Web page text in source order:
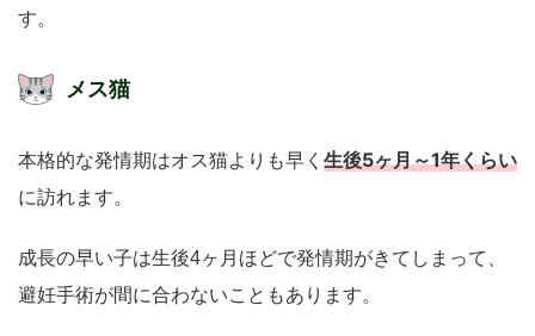
す。
メス猫
本格的な発情期はオス猫よりも早く 生後5ヶ月～1年くらい
に訪れます。
成長の早い子は生後4ヶ月ほどで発情期がきてしまって、
避妊手術が間に合わないこともあります。